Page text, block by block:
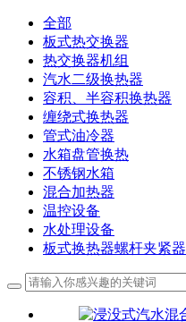
全部
板式热交换器
热交换器机组
汽水二级换热器
容积、半容积换热器
缠绕式换热器
管式油冷器
水箱盘管换热
不锈钢水箱
混合加热器
温控设备
水处理设备
板式换热器螺杆夹紧器